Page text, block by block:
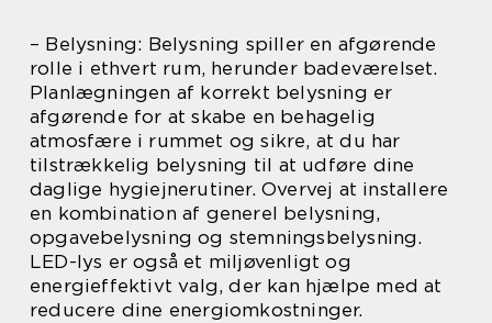
– Belysning: Belysning spiller en afgørende
rolle i ethvert rum, herunder badeværelset.
Planlægningen af korrekt belysning er
afgørende for at skabe en behagelig
atmosfære i rummet og sikre, at du har
tilstrækkelig belysning til at udføre dine
daglige hygiejnerutiner. Overvej at installere
en kombination af generel belysning,
opgavebelysning og stemningsbelysning.
LED-lys er også et miljøvenligt og
energieffektivt valg, der kan hjælpe med at
reducere dine energiomkostninger.